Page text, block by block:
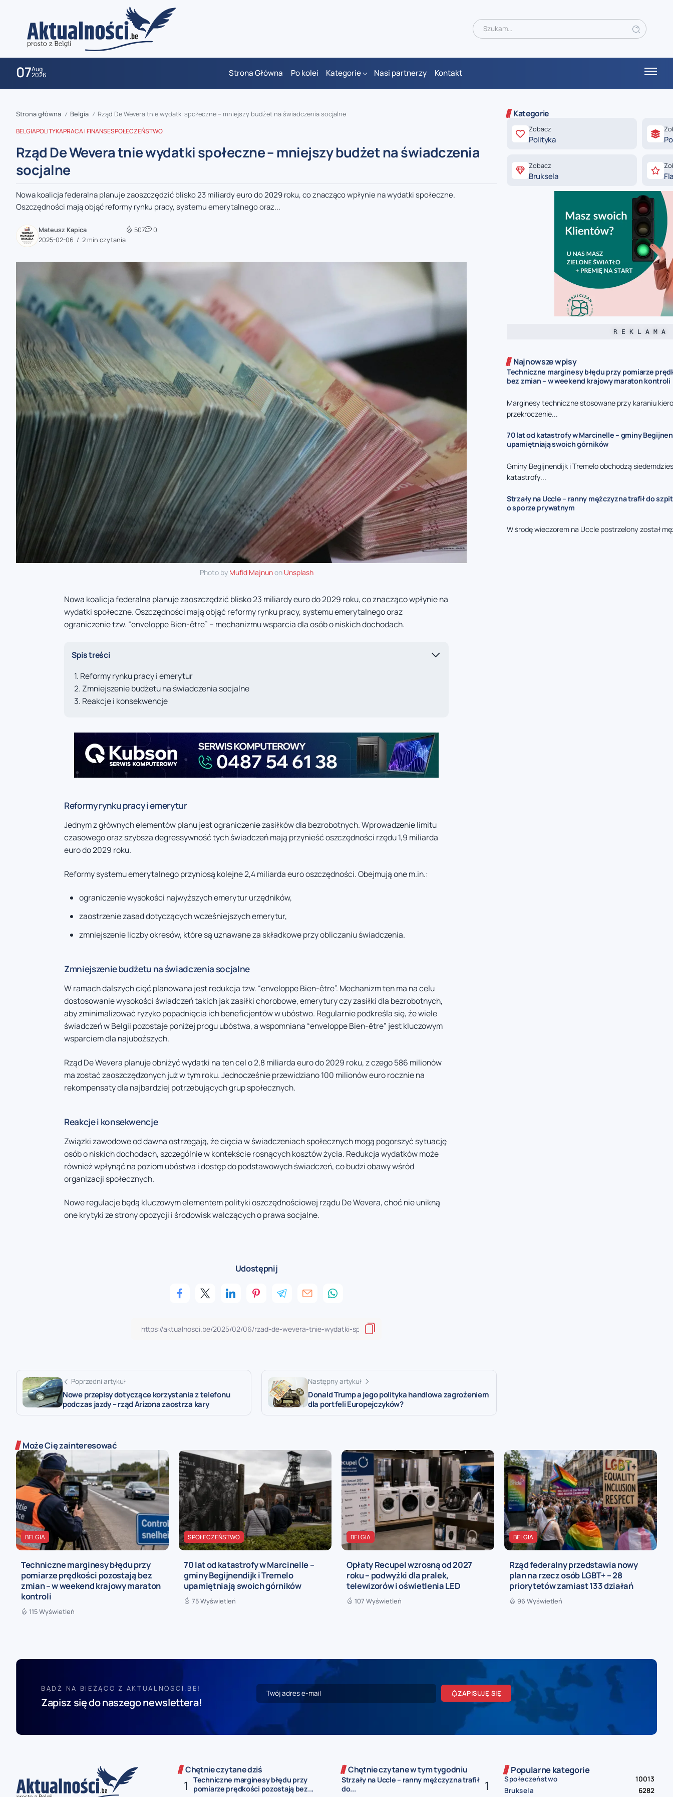
07Aug
2026 Strona Główna Po kolei Kategorie Nasi partnerzy Kontakt
zaobserwuj nas
zaobserwuj nas
zaobserwuj nas
zaobserwuj nas
zaobserwuj nas
Strona główna / Belgia / Rząd De Wevera tnie wydatki społeczne – mniejszy budżet na świadczenia socjalne
BELGIAPOLITYKAPRACA I FINANSESPOŁECZEŃSTWO
Rząd De Wevera tnie wydatki społeczne – mniejszy budżet na świadczenia
socjalne
Nowa koalicja federalna planuje zaoszczędzić blisko 23 miliardy euro do 2029 roku, co znacząco wpłynie na wydatki społeczne.
Oszczędności mają objąć reformy rynku pracy, systemu emerytalnego oraz...
Mateusz Kapica
2025-02-06
2 min czytania
507 0
Photo by Mufid Majnunon Unsplash
Nowa koalicja federalna planuje zaoszczędzić blisko 23 miliardy euro do 2029 roku, co znacząco wpłynie na
wydatki społeczne. Oszczędności mają objąć reformy rynku pracy, systemu emerytalnego oraz
ograniczenie tzw. “enveloppe Bien-être” – mechanizmu wsparcia dla osób o niskich dochodach.
Spis treści
Reformy rynku pracy i emerytur
Zmniejszenie budżetu na świadczenia socjalne
Reakcje i konsekwencje
Reformy rynku pracy i emerytur
Jednym z głównych elementów planu jest ograniczenie zasiłków dla bezrobotnych. Wprowadzenie limitu
czasowego oraz szybsza degressywność tych świadczeń mają przynieść oszczędności rzędu 1,9 miliarda
euro do 2029 roku.
Reformy systemu emerytalnego przyniosą kolejne 2,4 miliarda euro oszczędności. Obejmują one m.in.:
ograniczenie wysokości najwyższych emerytur urzędników,
zaostrzenie zasad dotyczących wcześniejszych emerytur,
zmniejszenie liczby okresów, które są uznawane za składkowe przy obliczaniu świadczenia.
Zmniejszenie budżetu na świadczenia socjalne
W ramach dalszych cięć planowana jest redukcja tzw. “enveloppe Bien-être”. Mechanizm ten ma na celu
dostosowanie wysokości świadczeń takich jak zasiłki chorobowe, emerytury czy zasiłki dla bezrobotnych,
aby zminimalizować ryzyko popadnięcia ich beneficjentów w ubóstwo. Regularnie podkreśla się, że wiele
świadczeń w Belgii pozostaje poniżej progu ubóstwa, a wspomniana “enveloppe Bien-être” jest kluczowym
wsparciem dla najuboższych.
Rząd De Wevera planuje obniżyć wydatki na ten cel o 2,8 miliarda euro do 2029 roku, z czego 586 milionów
ma zostać zaoszczędzonych już w tym roku. Jednocześnie przewidziano 100 milionów euro rocznie na
rekompensaty dla najbardziej potrzebujących grup społecznych.
Reakcje i konsekwencje
Związki zawodowe od dawna ostrzegają, że cięcia w świadczeniach społecznych mogą pogorszyć sytuację
osób o niskich dochodach, szczególnie w kontekście rosnących kosztów życia. Redukcja wydatków może
również wpłynąć na poziom ubóstwa i dostęp do podstawowych świadczeń, co budzi obawy wśród
organizacji społecznych.
Nowe regulacje będą kluczowym elementem polityki oszczędnościowej rządu De Wevera, choć nie unikną
one krytyki ze strony opozycji i środowisk walczących o prawa socjalne.
Udostępnij
Poprzedni artykuł
Nowe przepisy dotyczące korzystania z telefonu
podczas jazdy – rząd Arizona zaostrza kary
Następny artykuł
Donald Trump a jego polityka handlowa zagrożeniem
dla portfeli Europejczyków?
Kategorie
Zobacz
Polityka
Zobacz
Bruksela
R E K L A M A
Najnowsze wpisy
Techniczne marginesy błędu przy pomiarze
bez zmian – w weekend krajowy maraton kontroli
Marginesy techniczne stosowane przy karaniu
przekroczenie...
70 lat od katastrofy w Marcinelle – gminy
upamiętniają swoich górników
Gminy Begijnendijk i Tremelo obchodzą
katastrofy...
Strzały na Uccle – ranny mężczyzna trafił do
o sporze prywatnym
W środę wieczorem na Uccle postrzelony został
Może Cię zainteresować
BELGIA
Techniczne marginesy błędu przy
pomiarze prędkości pozostają bez
zmian – w weekend krajowy maraton
kontroli
115 Wyświetleń
SPOŁECZEŃSTWO
70 lat od katastrofy w Marcinelle –
gminy Begijnendijk i Tremelo
upamiętniają swoich górników
75 Wyświetleń
BELGIA
Opłaty Recupel wzrosną od 2027
roku – podwyżki dla pralek,
telewizorów i oświetlenia LED
107 Wyświetleń
BELGIA
Rząd federalny przedstawia nowy
plan na rzecz osób LGBT+ – 28
priorytetów zamiast 133 działań
96 Wyświetleń
BĄDŹ NA BIEŻĄCO Z AKTUALNOSCI.BE!
Zapisz się do naszego newslettera!
ZAPISUJĘ SIĘ
Chętnie czytane dziś
Techniczne marginesy błędu przy
pomiarze prędkości pozostają bez...
Chętnie czytane w tym tygodniu
Strzały na Uccle – ranny mężczyzna trafił
do...
Popularne kategorie
Społeczeństwo
10013
Bruksela
6282